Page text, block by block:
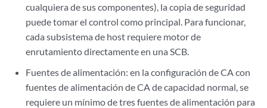
cualquiera de sus componentes), la copia de seguridad
puede tomar el control como principal. Para funcionar,
cada subsistema de host requiere motor de
enrutamiento directamente en una SCB.
Fuentes de alimentación: en la configuración de CA con
fuentes de alimentación de CA de capacidad normal, se
requiere un mínimo de tres fuentes de alimentación para